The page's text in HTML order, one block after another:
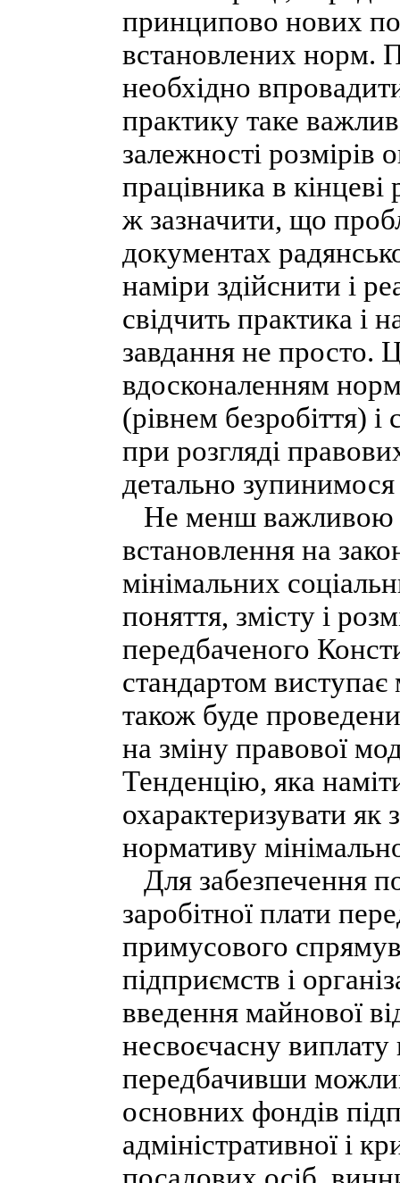
принципово нових
встановлених норм.
необхідно
практику таке
залежності розмірів
працівника в кінцеві
ж зазначити, що
документах
наміри здійснити і
свідчить практика і
завдання не просто.
вдосконаленням
(рівнем безробіття)
при розгляді
детально
Не менш важливою
встановлення на
мінімальних
поняття, змісту і
передбаченого
стандартом виступає
також буде
на зміну правової
Тенденцію, яка
охарактеризувати
нормативу
Для забезпечення
заробітної плати
примусового
підприємств і
введення майнової
несвоєчасну виплату
передбачивши
основних фондів
адміністративної і